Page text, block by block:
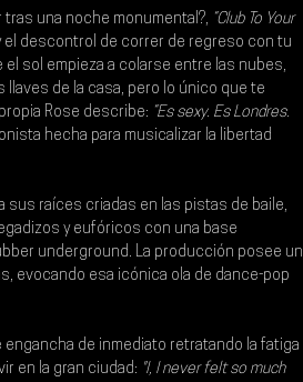
una noche monumental?, “Club To Your
el descontrol de correr de regreso con tu
sol empieza a colarse entre las nubes,
de la casa, pero lo único que te
Rose describe: “Es sexy. Es Londres.
hecha para musicalizar la libertad
sus raíces criadas en las pistas de baile,
y eufóricos con una base
underground. La producción posee un
evocando esa icónica ola de dance-pop
de inmediato retratando la fatiga
en la gran ciudad: "I, I never felt so much